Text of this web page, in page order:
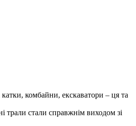
комбайни, екскаватори – ця та
трали стали справжнім виходом зі